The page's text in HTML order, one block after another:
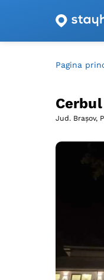
Pagina
Jud. Brașov,